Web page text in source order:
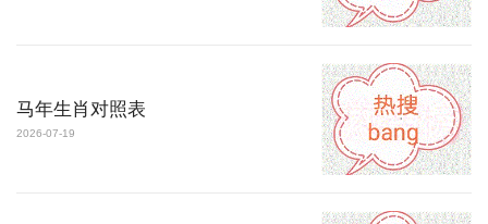
马年生肖对照表
2026-07-19